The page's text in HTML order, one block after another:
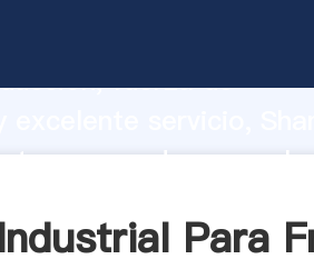
fuerza de
proveedor crea el
Para